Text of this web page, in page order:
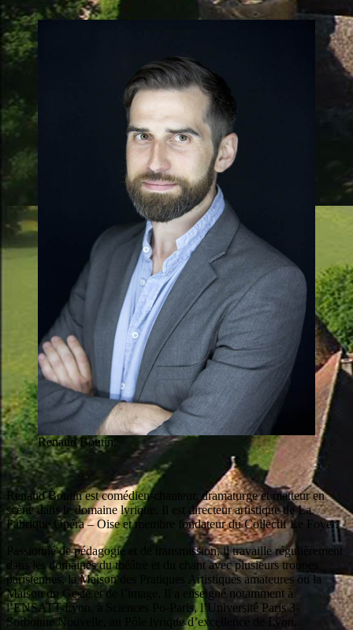
Renaud Boutin,
Renaud Boutin est comédien-chanteur, dramaturge et metteur en
scène dans le domaine lyrique. Il est directeur artistique de La
Fabrique Opéra – Oise et membre fondateur du Collectif Le Foyer.
Passionné de pédagogie et de transmission, il travaille régulièrement
dans les domaines du théâtre et du chant avec plusieurs troupes
parisiennes, la Maison des Pratiques Artistiques amateures ou la
Maison du Geste et de l’image. Il a enseigné notamment à
l’ENSATT-Lyon, à Sciences Po-Paris, l’Université Paris 3-
Sorbonne Nouvelle, au Pôle lyrique d’excellence de Lyon.